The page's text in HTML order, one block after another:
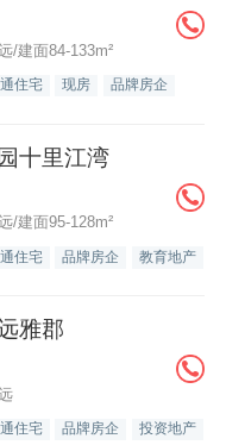
/建面84-133m²
住宅 现房 品牌房企
十里江湾
/建面95-128m²
住宅 品牌房企 教育地产
雅郡
住宅 品牌房企 投资地产